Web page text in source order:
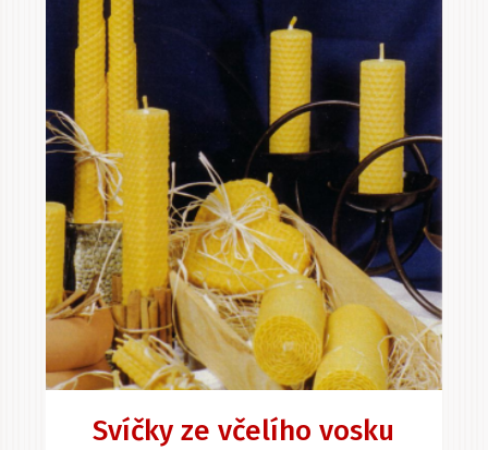
Home & Interior
Garden & Orchard
Services
Svíčky ze včelího vosku